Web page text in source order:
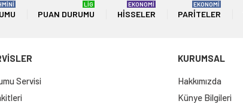
PUAN DURUMU
LİG
HISSELER
EKONOMİ
PARITELER
EKONOMİ
Servisi
KURUMSAL
Hakkımızda
Künye Bilgileri